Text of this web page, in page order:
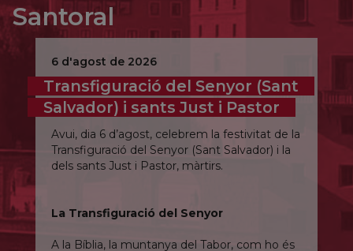
Santoral
6 d'agost de 2026
Transfiguració del Senyor (Sant
Salvador) i sants Just i Pastor
Avui, dia 6 d’agost, celebrem la festivitat de la
Transfiguració del Senyor (Sant Salvador) i la
dels sants Just i Pastor, màrtirs.
La Transfiguració del Senyor
A la Bíblia, la muntanya del Tabor, com ho és